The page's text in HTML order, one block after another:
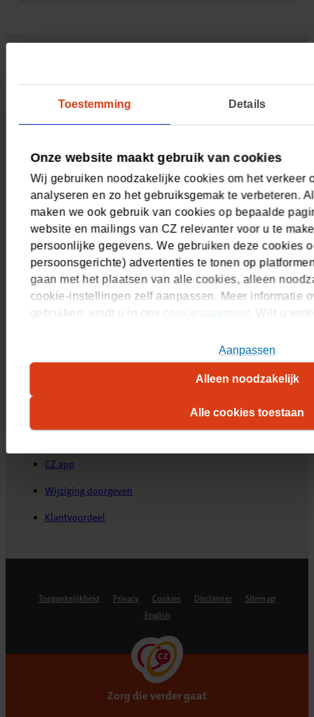
Toestemming Details
Onze website maakt gebruik van cookies
Wij gebruiken noodzakelijke cookies om het verkeer
analyseren en zo het gebruiksgemak te verbeteren.
maken we ook gebruik van cookies op bepaalde
website en mailings van CZ relevanter voor u te
persoonlijke gegevens. We gebruiken deze cookies
persoonsgerichte) advertenties te tonen op
gaan met het plaatsen van alle cookies, alleen
cookie-instellingen zelf aanpassen. Meer informatie
gebruiken, vindt u in ons
cookiestatement . Wilt u
Alle cookies toestaan
Aanpassen
Alleen noodzakelijk
Zelf regelen
Vergoeding zoeken
Nota declareren
Zorgverlener zoeken
(Opent in nieuw tabblad)
Over CZ
Over ons
Werken bij CZ
Service & Contact
CZ app
Wijziging doorgeven
Klantvoordeel
Toegankelijkheid Privacy Cookies Disclaimer
Sitemap
English
Zorg die verder gaat